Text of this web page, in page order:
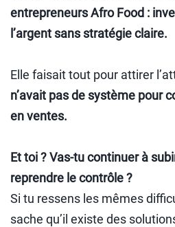
entrepreneurs Afro Food :
l’argent sans stratégie claire.
Elle faisait tout pour attirer
n’avait pas de système pour
en ventes.
Et toi ? Vas-tu continuer à
reprendre le contrôle ?
Si tu ressens les mêmes
sache qu’il existe des